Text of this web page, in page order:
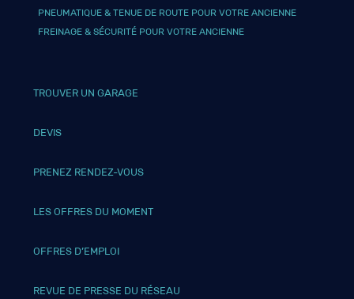
PNEUMATIQUE & TENUE DE ROUTE POUR VOTRE ANCIENNE
FREINAGE & SÉCURITÉ POUR VOTRE ANCIENNE
TROUVER UN GARAGE
DEVIS
PRENEZ RENDEZ-VOUS
LES OFFRES DU MOMENT
OFFRES D’EMPLOI
REVUE DE PRESSE DU RÉSEAU